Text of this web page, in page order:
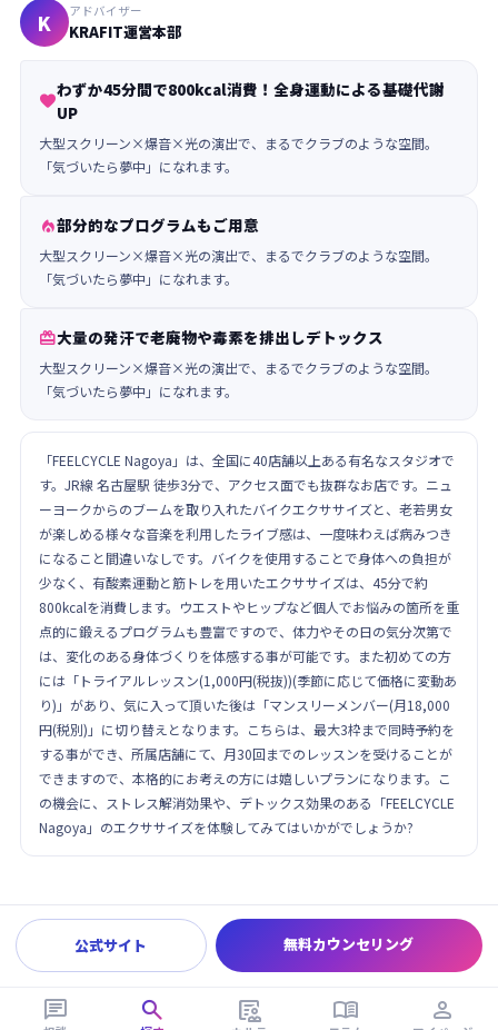
K アドバイザー
KRAFIT運営本部

わずか45分間で800kcal消費！全身運動による基礎代謝
UP
大型スクリーン×爆音×光の演出で、まるでクラブのような空間。
「気づいたら夢中」になれます。
部分的なプログラムもご用意
大型スクリーン×爆音×光の演出で、まるでクラブのような空間。
「気づいたら夢中」になれます。
大量の発汗で老廃物や毒素を排出しデトックス
大型スクリーン×爆音×光の演出で、まるでクラブのような空間。
「気づいたら夢中」になれます。
「FEELCYCLE Nagoya」は、全国に40店舗以上ある有名なスタジオで
す。JR線 名古屋駅 徒歩3分で、アクセス面でも抜群なお店です。ニュ
ーヨークからのブームを取り入れたバイクエクササイズと、老若男女
が楽しめる様々な音楽を利用したライブ感は、一度味わえば病みつき
になること間違いなしです。バイクを使用することで身体への負担が
少なく、有酸素運動と筋トレを用いたエクササイズは、45分で約
800kcalを消費します。ウエストやヒップなど個人でお悩みの箇所を重
点的に鍛えるプログラムも豊富ですので、体力やその日の気分次第で
は、変化のある身体づくりを体感する事が可能です。また初めての方
には「トライアルレッスン(1,000円(税抜))(季節に応じて価格に変動あ
り)」があり、気に入って頂いた後は「マンスリーメンバー(月18,000
円(税別)」に切り替えとなります。こちらは、最大3枠まで同時予約を
する事ができ、所属店舗にて、月30回までのレッスンを受けることが
できますので、本格的にお考えの方には嬉しいプランになります。こ
の機会に、ストレス解消効果や、デトックス効果のある「FEELCYCLE
Nagoya」のエクササイズを体験してみてはいかがでしょうか?
公式サイト 無料カウンセリング
    